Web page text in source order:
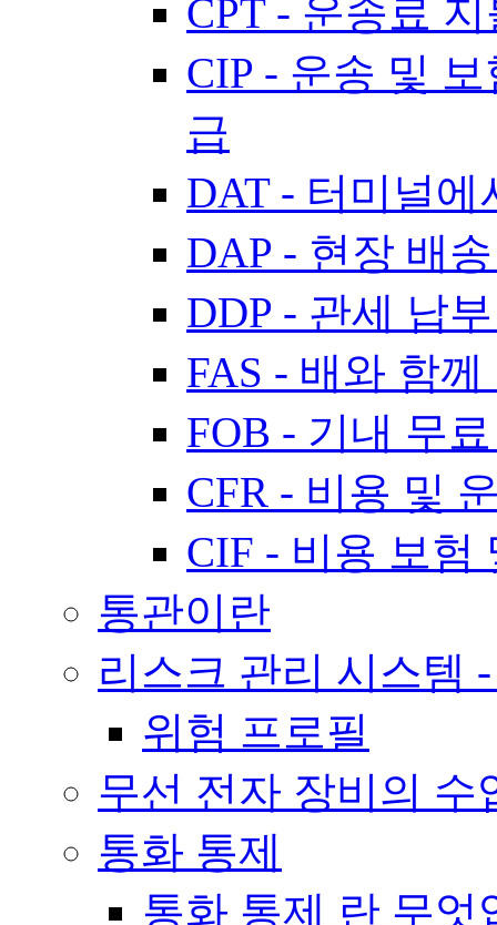
CPT - 운송료
CIP - 운송 및
급
DAT - 터미널에
DAP - 현장 배
DDP - 관세 납
FAS - 배와 함께
FOB - 기내 무
CFR - 비용 및
CIF - 비용 보험
통관이란
리스크 관리 시스템
위험 프로필
무선 전자 장비의 수
통화 통제
통화 통제 란 무엇